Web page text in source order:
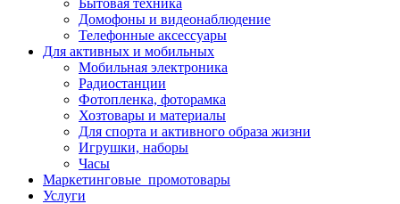
Бытовая техника
Домофоны и видеонаблюдение
Телефонные аксессуары
Для активных и мобильных
Мобильная электроника
Радиостанции
Фотопленка, фоторамка
Хозтовары и материалы
Для спорта и активного образа жизни
Игрушки, наборы
Часы
Маркетинговые_промотовары
Услуги